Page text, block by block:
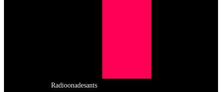
Radioonadesants